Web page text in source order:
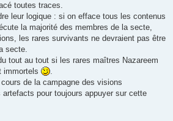
toutes traces.
leur logique : si on efface tous les contenus
la majorité des membres de la secte,
les rares survivants ne devraient pas être
secte.
tout au tout si les rares maîtres Nazareem
immortels
.
de la campagne des visions
pour toujours appuyer sur cette